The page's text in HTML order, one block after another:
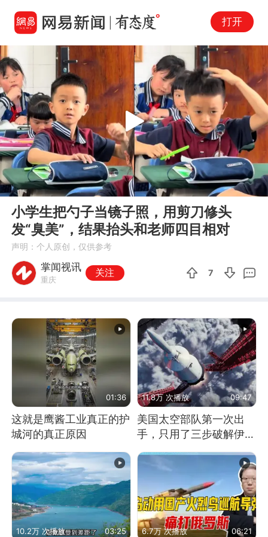
打开
00:00 00:31
Play
小学生把勺子当镜子照，用剪刀修头
发“臭美”，结果抬头和老师四目相对
声明：个人原创，仅供参考
掌闻视讯
重庆
关注 7
01:36
这就是鹰酱工业真正的护
城河的真正原因
11.8万 次播放 09:47
美国太空部队第一次出
手，只用了三步破解伊朗
10.2万 次播放 03:25 6.7万 次播放 06:21